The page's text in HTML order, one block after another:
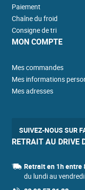
Paiement
Chaîne du froid
Consigne de tri
MON COMPTE
Mes commandes
Mes informations
Mes adresses
SUIVEZ-NOUS SUR
RETRAIT AU DRIVE
Retrait en 1h entre
du lundi au